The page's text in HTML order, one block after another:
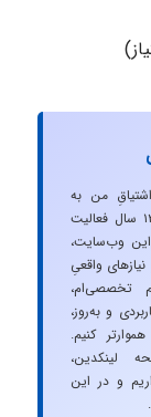
من به
دنیایِ HSE است. با بیش از ۱۳ سال فعالیت
وب‌سایت،
واقعیِ
تخصصی‌ام،
و به‌روز،
کنیم.
لینکدین،
و در این